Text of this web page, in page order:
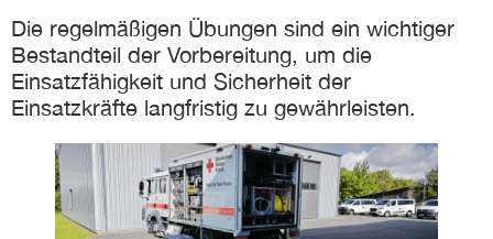
Die regelmäßigen Übungen sind ein wichtiger
Bestandteil der Vorbereitung, um die
Einsatzfähigkeit und Sicherheit der
Einsatzkräfte langfristig zu gewährleisten.